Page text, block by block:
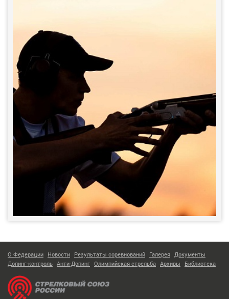
О Федерации Новости Результаты соревнований Галерея Документы
Допинг-контроль Анти-Допинг Олимпийская стрельба Архивы Библиотека